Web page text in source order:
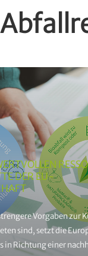
DER EU-
Vorgaben zur
sind, setzt die
in Richtung einer